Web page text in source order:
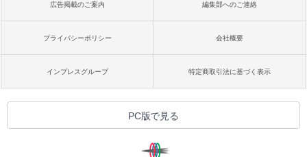
広告掲載のご案内 編集部へのご連絡
プライバシーポリシー 会社概要
インプレスグループ 特定商取引法に基づく表示
PC版で見る